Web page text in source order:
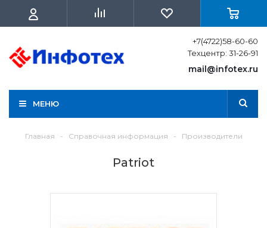
+7(4722)58-60-60
Техцентр: 31-26-91
mail@infotex.ru
МЕНЮ
Главная - Справочная информация - Производители
Patriot